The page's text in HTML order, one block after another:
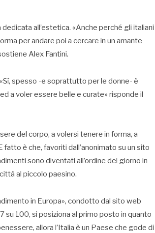
all’estetica. «Anche perché gli italiani
per andare poi a cercare in un amante
Alex Fantini.
spesso -e soprattutto per le donne- è
a voler essere belle e curate» risponde il
del corpo, a volersi tenere in forma, a
è che, favoriti dall’anonimato su un sito
sono diventati all’ordine del giorno in
al piccolo paesino.
in Europa», condotto dal sito web
su 100, si posiziona al primo posto in quanto
allora l’Italia è un Paese che gode di